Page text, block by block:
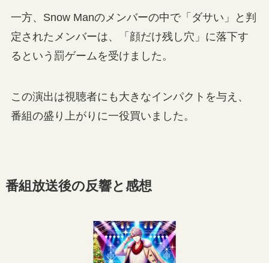
一方、Snow Manのメンバーの中で「ダサい」と判
定されたメンバーは、「顔だけ残し穴」に落下す
るという罰ゲームを受けました。
この演出は視聴者にも大きなインパクトを与え、
番組の盛り上がりに一役買いました。
番組放送後の反響と感想